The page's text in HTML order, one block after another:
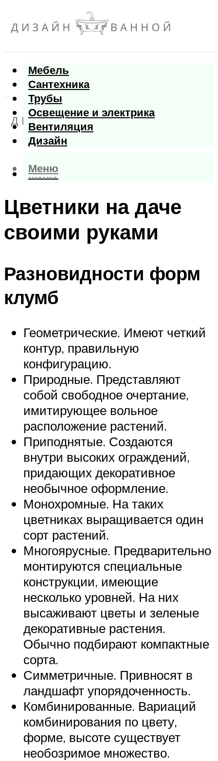
Мебель
Сантехника
Трубы
Освещение и электрика
Вентиляция
Дизайн
Меню
Меню
Цветники на даче
своими руками
Разновидности форм
клумб
Геометрические. Имеют четкий
контур, правильную
конфигурацию.
Природные. Представляют
собой свободное очертание,
имитирующее вольное
расположение растений.
Приподнятые. Создаются
внутри высоких ограждений,
придающих декоративное
необычное оформление.
Монохромные. На таких
цветниках выращивается один
сорт растений.
Многоярусные. Предварительно
монтируются специальные
конструкции, имеющие
несколько уровней. На них
высаживают цветы и зеленые
декоративные растения.
Обычно подбирают компактные
сорта.
Симметричные. Привносят в
ландшафт упорядоченность.
Комбинированные. Вариаций
комбинирования по цвету,
форме, высоте существует
необозримое множество.